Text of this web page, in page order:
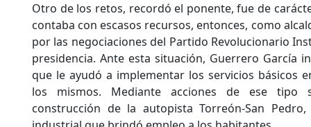
Otro de los retos, recordó el ponente, fue de
contaba con escasos recursos, entonces, como
por las negociaciones del Partido Revolucionario
presidencia. Ante esta situación, Guerrero García
que le ayudó a implementar los servicios básicos
los mismos. Mediante acciones de ese tipo
construcción de la autopista Torreón-San